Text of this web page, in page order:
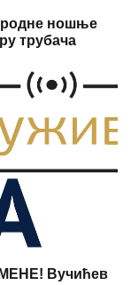
ношње
трубача
Вучићев